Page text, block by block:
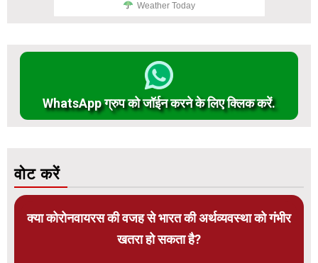
Weather Today
WhatsApp ग्रुप को जॉईन करने के लिए क्लिक करें.
वोट करें
क्या कोरोनवायरस की वजह से भारत की अर्थव्यवस्था को गंभीर
खतरा हो सकता है?